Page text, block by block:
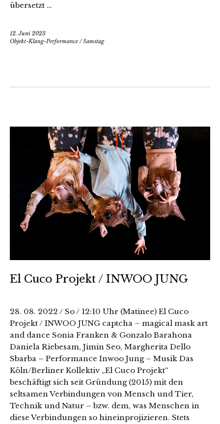
übersetzt …
12. Juni 2023
Objekt-Klang-Performance /Samstag
El Cuco Projekt / INWOO JUNG
28. 08. 2022 / So / 12:10 Uhr (Matinee) El Cuco
Projekt / INWOO JUNG captcha – magical mask art
and dance Sonia Franken & Gonzalo Barahona
Daniela Riebesam, Jimin Seo, Margherita Dello
Sbarba – Performance Inwoo Jung – Musik Das
Köln/Berliner Kollektiv „El Cuco Projekt“
beschäftigt sich seit Gründung (2015) mit den
seltsamen Verbindungen von Mensch und Tier,
Technik und Natur – bzw. dem, was Menschen in
diese Verbindungen so hineinprojizieren. Stets